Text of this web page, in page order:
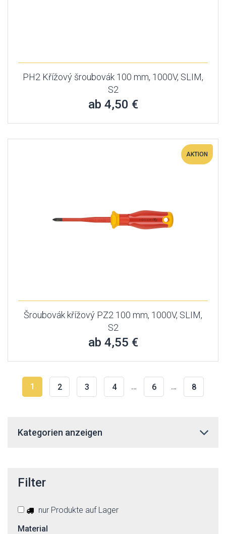
PH2 Křížový šroubovák 100 mm, 1000V, SLIM,
S2
ab 4,50 €
AKTION
Šroubovák křížový PZ2 100 mm, 1000V, SLIM,
S2
ab 4,55 €
1 2 3 4 … 6 … 8
Kategorien anzeigen
Filter
nur Produkte auf Lager
Material